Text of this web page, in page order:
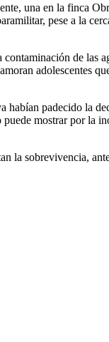
una en la finca
pese a la
contaminación de las
adolescentes
habían padecido la
mostrar por la
la sobrevivencia,